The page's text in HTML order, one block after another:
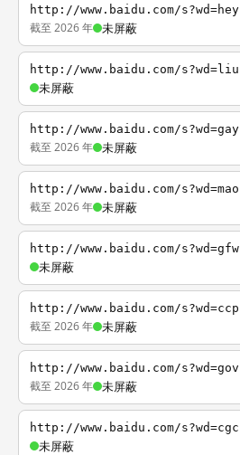
http://www.baidu.com/s?wd=hey
截至 2026 年 未屏蔽
http://www.baidu.com/s?wd=liu
未屏蔽
http://www.baidu.com/s?wd=gay
截至 2026 年 未屏蔽
http://www.baidu.com/s?wd=mao
截至 2026 年 未屏蔽
http://www.baidu.com/s?wd=gfw
未屏蔽
http://www.baidu.com/s?wd=ccp
截至 2026 年 未屏蔽
http://www.baidu.com/s?wd=gov
截至 2026 年 未屏蔽
http://www.baidu.com/s?wd=cgc
未屏蔽